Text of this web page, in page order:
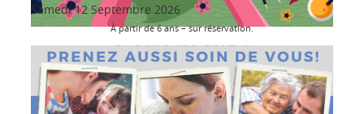
Samedi 12 Septembre 2026
À partir de 6 ans – sur réservation.